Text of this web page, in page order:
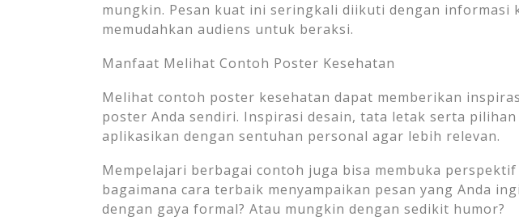
mungkin. Pesan kuat ini seringkali diikuti dengan informasi
memudahkan audiens untuk beraksi.
Manfaat Melihat Contoh Poster Kesehatan
Melihat contoh poster kesehatan dapat memberikan
poster Anda sendiri. Inspirasi desain, tata letak serta pilihan
aplikasikan dengan sentuhan personal agar lebih relevan.
Mempelajari berbagai contoh juga bisa membuka
bagaimana cara terbaik menyampaikan pesan yang Anda
dengan gaya formal? Atau mungkin dengan sedikit humor?